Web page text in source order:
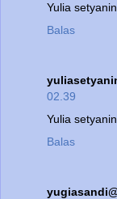
Yulia
Balas
02.39
Yulia
Balas